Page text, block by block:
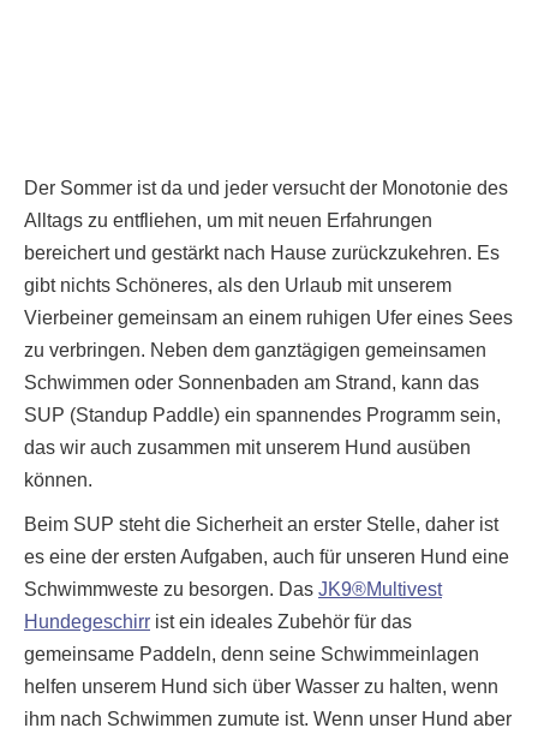
Der Sommer ist da und jeder versucht der Monotonie des
Alltags zu entfliehen, um mit neuen Erfahrungen
bereichert und gestärkt nach Hause zurückzukehren. Es
gibt nichts Schöneres, als den Urlaub mit unserem
Vierbeiner gemeinsam an einem ruhigen Ufer eines Sees
zu verbringen. Neben dem ganztägigen gemeinsamen
Schwimmen oder Sonnenbaden am Strand, kann das
SUP (Standup Paddle) ein spannendes Programm sein,
das wir auch zusammen mit unserem Hund ausüben
können.
Beim SUP steht die Sicherheit an erster Stelle, daher ist
es eine der ersten Aufgaben, auch für unseren Hund eine
Schwimmweste zu besorgen. Das JK9®Multivest
Hundegeschirr ist ein ideales Zubehör für das
gemeinsame Paddeln, denn seine Schwimmeinlagen
helfen unserem Hund sich über Wasser zu halten, wenn
ihm nach Schwimmen zumute ist. Wenn unser Hund aber